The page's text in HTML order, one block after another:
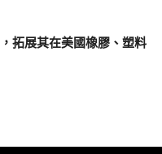
拓展其在美國橡膠、塑料